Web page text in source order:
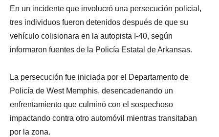
En un incidente que involucró una persecución policial,
tres individuos fueron detenidos después de que su
vehículo colisionara en la autopista I-40, según
informaron fuentes de la Policía Estatal de Arkansas.
La persecución fue iniciada por el Departamento de
Policía de West Memphis, desencadenando un
enfrentamiento que culminó con el sospechoso
impactando contra otro automóvil mientras transitaban
por la zona.